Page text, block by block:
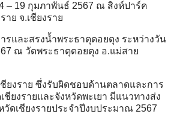
– 19 กุมภาพันธ์ 2567 ณ สิงห์ปาร์ค
าย จ.เชียงราย
รและสรงน้ำพระธาตุดอยตุง ระหว่างวัน
ณ วัดพระธาตุดอยตุง อ.แม่สาย
ยงราย ซึ่งรับผิดชอบด้านตลาดและการ
ยงรายและจังหวัดพะเยา มีแนวทางส่ง
วัดเชียงรายประจำปีงบประมาณ 2567